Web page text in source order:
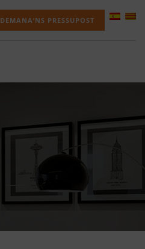
DEMANA’NS PRESSUPOST